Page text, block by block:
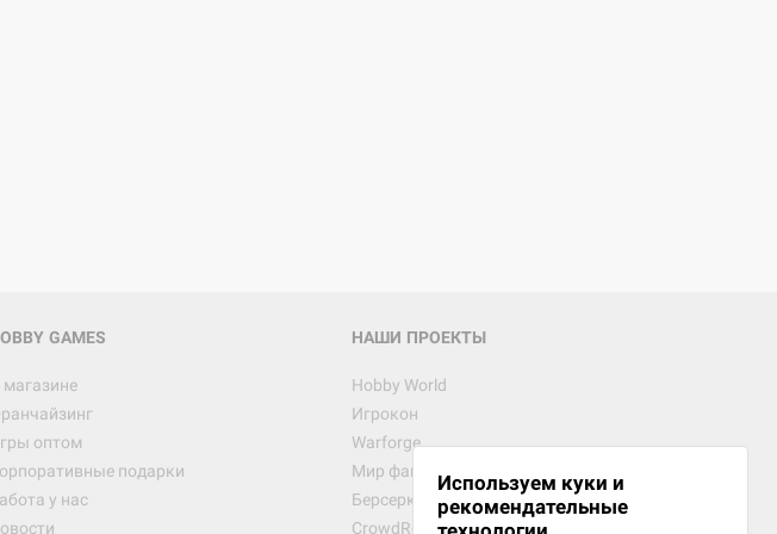
GAMES
магазине
оптом
подарки
у нас
НАШИ ПРОЕКТЫ
Hobby World
Игрокон
Warforge
Мир фантастики
Берсерк
CrowdRepublic
Используем куки и
рекомендательные